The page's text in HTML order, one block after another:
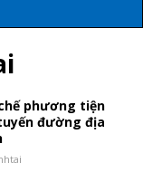
phương tiện
đường địa